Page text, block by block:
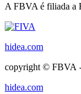
A FBVA é filiada a
hidea.com
copyright © FBVA -
hidea.com